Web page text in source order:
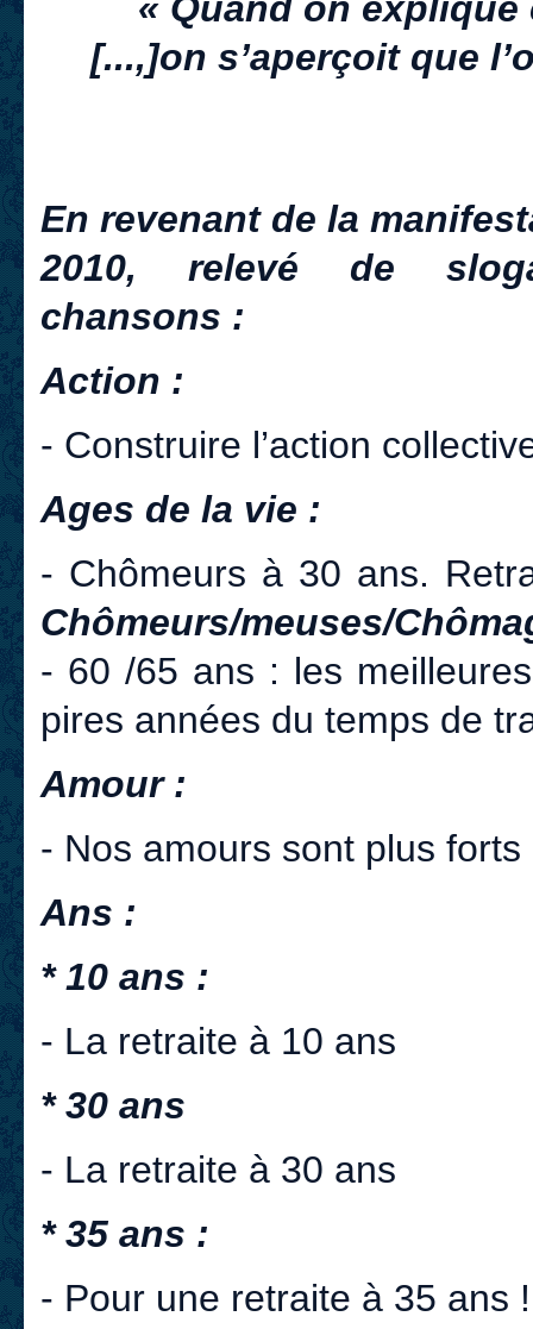
[...,]on s’aperçoit que
En revenant de la
2010, relevé de
chansons :
Action :
- Construire l’action
Ages de la vie :
- Chômeurs à 30 ans.
Chômeurs/meuses/
- 60 /65 ans : les
pires années du temps de
Amour :
- Nos amours sont plus
Ans :
* 10 ans :
- La retraite à 10 ans
* 30 ans
- La retraite à 30 ans
* 35 ans :
- Pour une retraite à 35 ans !